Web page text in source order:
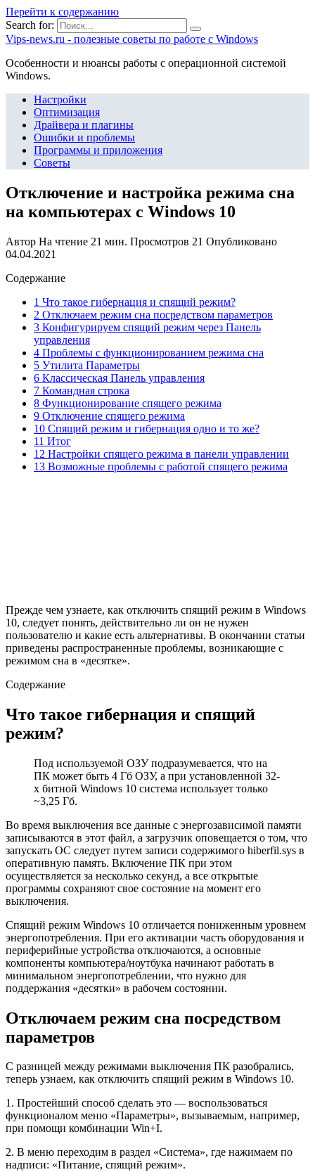
Перейти к содержанию
Search for:
Vips-news.ru - полезные советы по работе с Windows
Особенности и нюансы работы с операционной системой
Windows.
Настройки
Оптимизация
Драйвера и плагины
Ошибки и проблемы
Программы и приложения
Советы
Отключение и настройка режима сна
на компьютерах с Windows 10
Автор На чтение 21 мин. Просмотров 21 Опубликовано
04.04.2021
Содержание
1 Что такое гибернация и спящий режим?
2 Отключаем режим сна посредством параметров
3 Конфигурируем спящий режим через Панель
управления
4 Проблемы с функционированием режима сна
5 Утилита Параметры
6 Классическая Панель управления
7 Командная строка
8 Функционирование спящего режима
9 Отключение спящего режима
10 Спящий режим и гибернация одно и то же?
11 Итог
12 Настройки спящего режима в панели управлении
13 Возможные проблемы с работой спящего режима
Прежде чем узнаете, как отключить спящий режим в Windows
10, следует понять, действительно ли он не нужен
пользователю и какие есть альтернативы. В окончании статьи
приведены распространенные проблемы, возникающие с
режимом сна в «десятке».
Содержание
Что такое гибернация и спящий
режим?
Под используемой ОЗУ подразумевается, что на
ПК может быть 4 Гб ОЗУ, а при установленной 32-
х битной Windows 10 система использует только
~3,25 Гб.
Во время выключения все данные с энергозависимой памяти
записываются в этот файл, а загрузчик оповещается о том, что
запускать ОС следует путем записи содержимого hiberfil.sys в
оперативную память. Включение ПК при этом
осуществляется за несколько секунд, а все открытые
программы сохраняют свое состояние на момент его
выключения.
Спящий режим Windows 10 отличается пониженным уровнем
энергопотребления. При его активации часть оборудования и
периферийные устройства отключаются, а основные
компоненты компьютера/ноутбука начинают работать в
минимальном энергопотреблении, что нужно для
поддержания «десятки» в рабочем состоянии.
Отключаем режим сна посредством
параметров
С разницей между режимами выключения ПК разобрались,
теперь узнаем, как отключить спящий режим в Windows 10.
1. Простейший способ сделать это — воспользоваться
функционалом меню «Параметры», вызываемым, например,
при помощи комбинации Win+I.
2. В меню переходим в раздел «Система», где нажимаем по
надписи: «Питание, спящий режим».